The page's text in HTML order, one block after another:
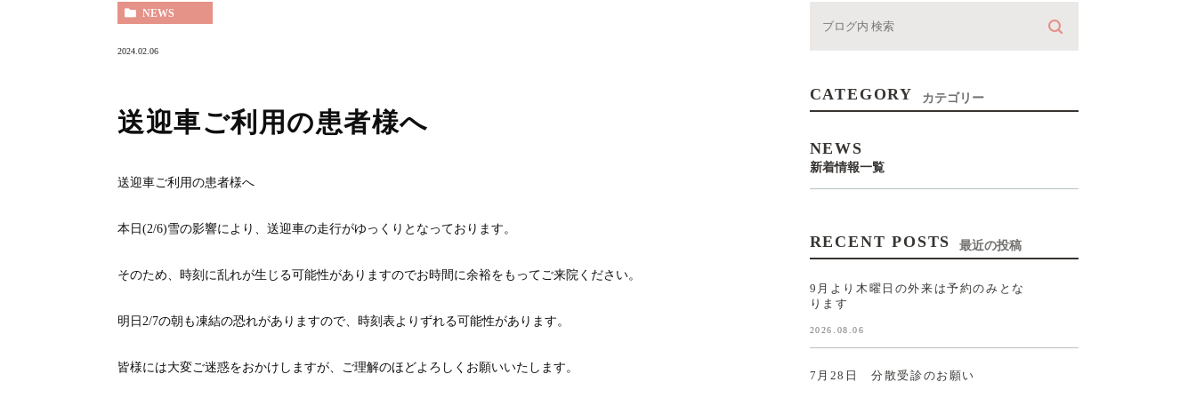
NEWS
2024.02.06
送迎車ご利用の患者様へ
送迎車ご利用の患者様へ
本日(2/6)雪の影響により、送迎車の走行がゆっくりとなっております。
そのため、時刻に乱れが生じる可能性がありますのでお時間に余裕をもってご来院ください。
明日2/7の朝も凍結の恐れがありますので、時刻表よりずれる可能性があります。
皆様には大変ご迷惑をおかけしますが、ご理解のほどよろしくお願いいたします。
CATEGORY カテゴリー
NEWS
新着情報一覧
RECENT POSTS 最近の投稿
9月より木曜日の外来は予約のみとな
ります
2026.08.06
7月28日 分散受診のお願い